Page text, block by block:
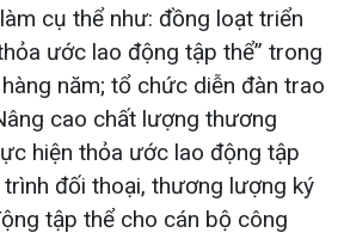
cụ thể như: đồng loạt triển
ước lao động tập thể” trong
năm; tổ chức diễn đàn trao
cao chất lượng thương
hiện thỏa ước lao động tập
trình đối thoại, thương lượng ký
tập thể cho cán bộ công